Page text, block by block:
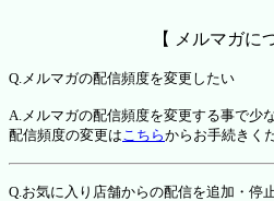
【 メルマガに
Q.メルマガの配信頻度を変更したい
A.メルマガの配信頻度を変更する事で少
配信頻度の変更はこちらからお手続きく
Q.お気に入り店舗からの配信を追加・停